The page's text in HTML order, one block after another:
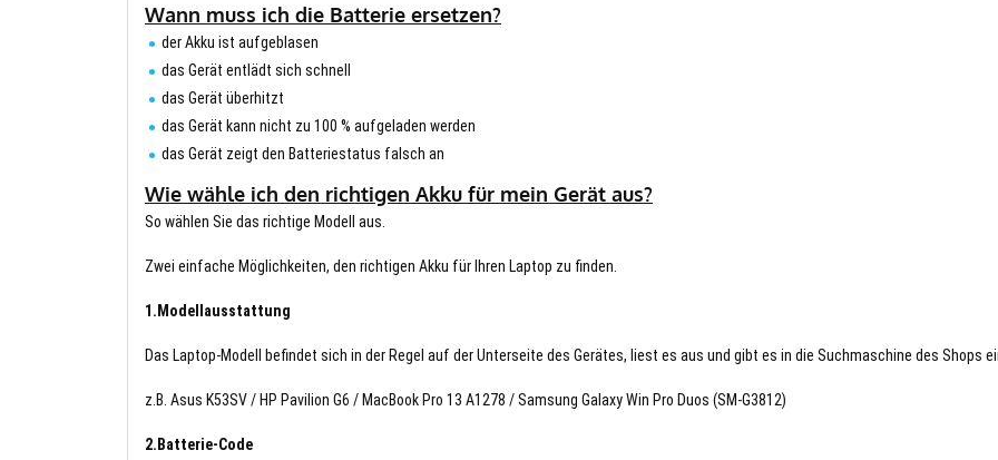
Wann muss ich die Batterie ersetzen?
der Akku ist aufgeblasen
das Gerät entlädt sich schnell
das Gerät überhitzt
das Gerät kann nicht zu 100 % aufgeladen werden
das Gerät zeigt den Batteriestatus falsch an
Wie wähle ich den richtigen Akku für mein Gerät aus?
So wählen Sie das richtige Modell aus.
Zwei einfache Möglichkeiten, den richtigen Akku für Ihren Laptop zu finden.
1.Modellausstattung
Das Laptop-Modell befindet sich in der Regel auf der Unterseite des Gerätes, liest es aus und gibt es in die Suchmaschine des Shops
z.B. Asus K53SV / HP Pavilion G6 / MacBook Pro 13 A1278 / Samsung Galaxy Win Pro Duos (SM-G3812)
2.Batterie-Code